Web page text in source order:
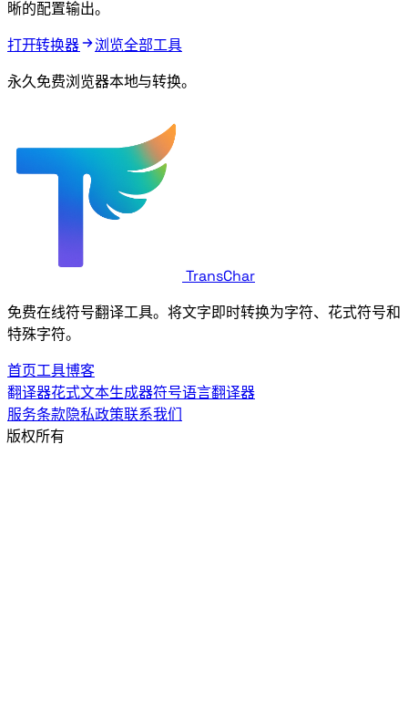
晰的配置输出。
打开 YAML JSON 转换器 浏览全部工具
永久免费 - 浏览器本地 YAML 与 JSON 转换。
TransChar
免费在线符号翻译工具。将文字即时转换为Wingdings字符、花式符号和
特殊字符。
首页工具博客
Wingdings翻译器花式文本生成器符号语言翻译器
服务条款隐私政策联系我们
© 2026 TransChar. 版权所有 © {year} {siteName}